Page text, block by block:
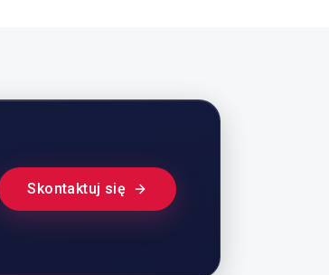
Skontaktuj się